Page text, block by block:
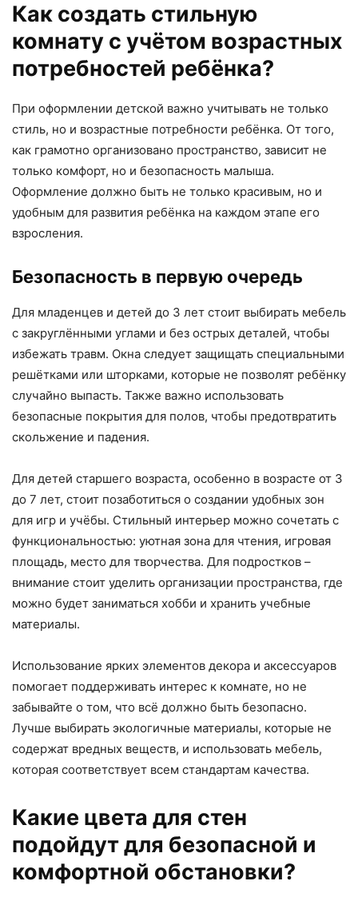
Как создать стильную
комнату с учётом возрастных
потребностей ребёнка?
При оформлении детской важно учитывать не только
стиль, но и возрастные потребности ребёнка. От того,
как грамотно организовано пространство, зависит не
только комфорт, но и безопасность малыша.
Оформление должно быть не только красивым, но и
удобным для развития ребёнка на каждом этапе его
взросления.
Безопасность в первую очередь
Для младенцев и детей до 3 лет стоит выбирать мебель
с закруглёнными углами и без острых деталей, чтобы
избежать травм. Окна следует защищать специальными
решётками или шторками, которые не позволят ребёнку
случайно выпасть. Также важно использовать
безопасные покрытия для полов, чтобы предотвратить
скольжение и падения.
Для детей старшего возраста, особенно в возрасте от 3
до 7 лет, стоит позаботиться о создании удобных зон
для игр и учёбы. Стильный интерьер можно сочетать с
функциональностью: уютная зона для чтения, игровая
площадь, место для творчества. Для подростков –
внимание стоит уделить организации пространства, где
можно будет заниматься хобби и хранить учебные
материалы.
Использование ярких элементов декора и аксессуаров
помогает поддерживать интерес к комнате, но не
забывайте о том, что всё должно быть безопасно.
Лучше выбирать экологичные материалы, которые не
содержат вредных веществ, и использовать мебель,
которая соответствует всем стандартам качества.
Какие цвета для стен
подойдут для безопасной и
комфортной обстановки?